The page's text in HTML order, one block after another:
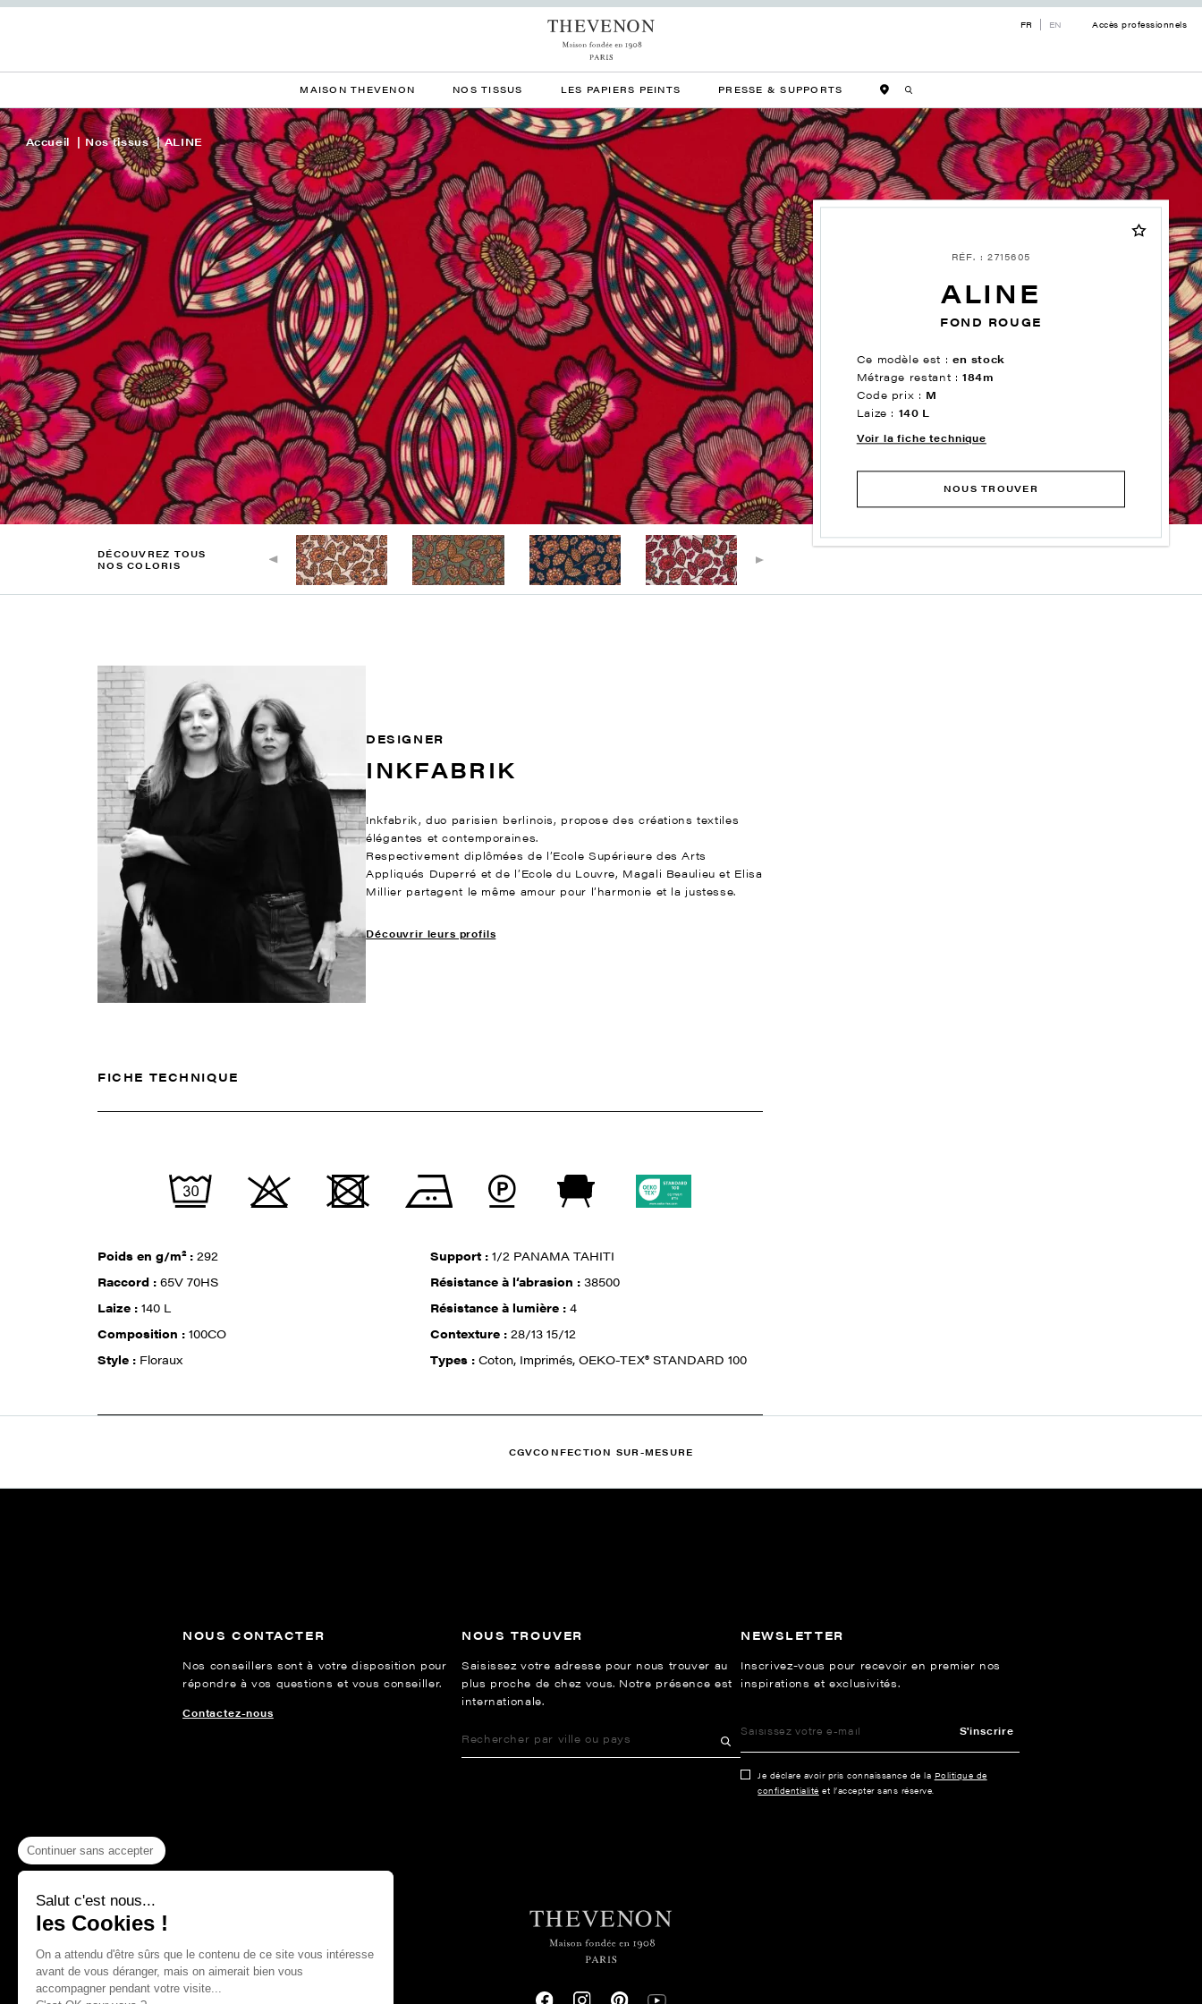
FR EN Accès professionnels
MAISON THEVENON NOS TISSUS LES PAPIERS PEINTS PRESSE & SUPPORTS
Accueil Nos tissus ALINE
RÉF. : 2715605
ALINE
FOND ROUGE
Ce modèle est : en stock
Métrage restant :184m
Code prix : M
Laize : 140 L
Voir la fiche technique
NOUS TROUVER
DÉCOUVREZ TOUS
NOS COLORIS
DESIGNER
INKFABRIK
Inkfabrik, duo parisien berlinois, propose des créations textiles
élégantes et contemporaines.
Respectivement diplômées de l’Ecole Supérieure des Arts
Appliqués Duperré et de l’Ecole du Louvre, Magali Beaulieu et Elisa
Millier partagent le même amour pour l’harmonie et la justesse.
Découvrir leurs profils
FICHE TECHNIQUE
Poids en g/m² :292 Support :1/2 PANAMA TAHITI
Raccord :65V 70HS Résistance à l‘abrasion :38500
Laize :140 L Résistance à lumière :4
Composition :100CO Contexture :28/13 15/12
Style : Floraux Types :Coton, Imprimés, OEKO-TEX® STANDARD 100
CGVCONFECTION SUR-MESURE
NOUS CONTACTER
Nos conseillers sont à votre disposition pour
répondre à vos questions et vous conseiller.
Contactez-nous
NOUS TROUVER
Saisissez votre adresse pour nous trouver au
plus proche de chez vous. Notre présence est
internationale.
NEWSLETTER
Inscrivez-vous pour recevoir en premier nos
inspirations et exclusivités.
S'inscrire
Je déclare avoir pris connaissance de la Politique de
confidentialité et l’accepter sans réserve.
Continuer sans accepter
Salut c'est nous...
les Cookies !
On a attendu d'être sûrs que le contenu de ce site vous intéresse
avant de vous déranger, mais on aimerait bien vous
accompagner pendant votre visite...